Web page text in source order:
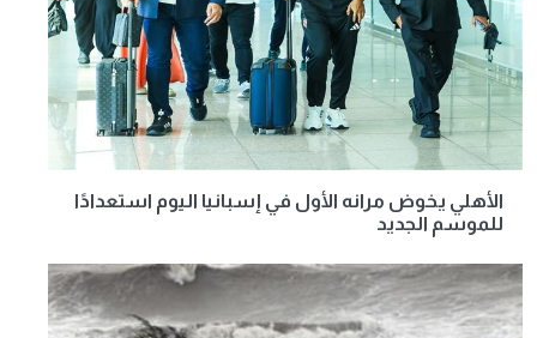
الأهلي يخوض مرانه الأول في إسبانيا اليوم استعدادًا
للموسم الجديد